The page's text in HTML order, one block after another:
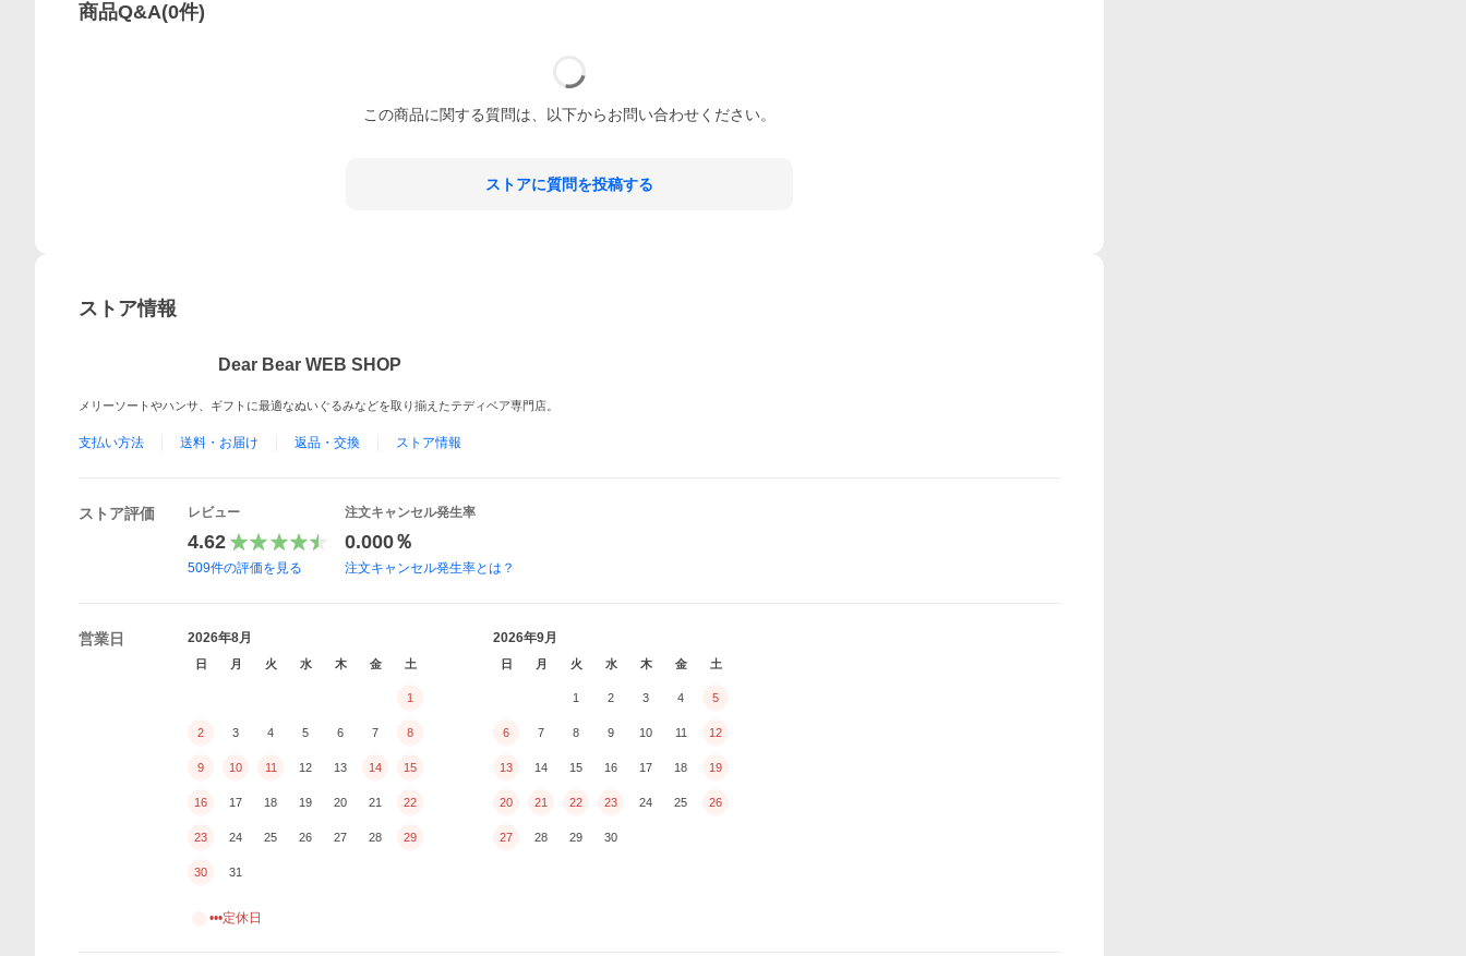
商品Q&A(0件)
この商品に関する質問は、以下からお問い合わせください。
ストアに質問を投稿する
ストア情報
Dear Bear WEB SHOP
メリーソートやハンサ、ギフトに最適なぬいぐるみなどを取り揃えたテディベア専門店。
支払い方法 送料・お届け 返品・交換 ストア情報
ストア評価 レビュー
4.62
509件の評価を見る
注文キャンセル発生率
0.000％
注文キャンセル発生率とは？
営業日 2026年8月
日 月 火 水 木 金 土
1
2 3 4 5 6 7 8
9 10 11 12 13 14 15
16 17 18 19 20 21 22
23 24 25 26 27 28 29
30 31
2026年9月
日 月 火 水 木 金 土
1 2 3 4 5
6 7 8 9 10 11 12
13 14 15 16 17 18 19
20 21 22 23 24 25 26
27 28 29 30
•••定休日